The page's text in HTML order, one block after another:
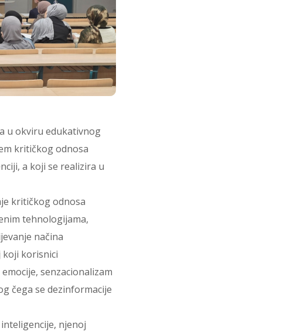
u okviru edukativnog
kritičkog odnosa
a koji se realizira u
kritičkog odnosa
tehnologijama,
načina
korisnici
senzacionalizam
čega se dezinformacije
njenoj